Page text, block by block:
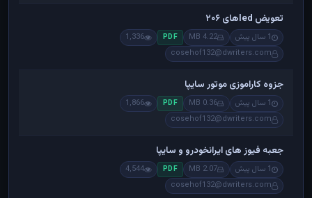
تعویض ledهای ۲۰۶
1 سال پیش 4.22 MB
PDF
1,336
cosehof132@dwriters.com
جزوه کاراموزی موتور سایپا
1 سال پیش 0.36 MB
PDF
1,866
cosehof132@dwriters.com
جعبه فیوز های ایرانخودرو و سایپا
1 سال پیش 2.07 MB
PDF
4,544
cosehof132@dwriters.com